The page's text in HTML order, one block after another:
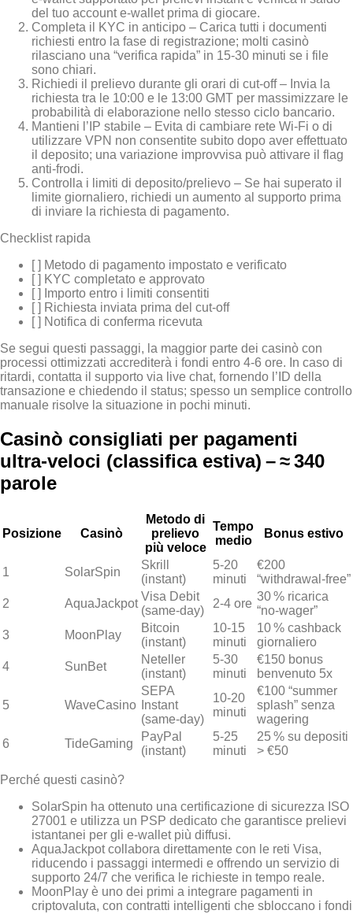
del tuo account e‑wallet prima di giocare.
Completa il KYC in anticipo – Carica tutti i documenti
richiesti entro la fase di registrazione; molti casinò
rilasciano una “verifica rapida” in 15‑30 minuti se i file
sono chiari.
Richiedi il prelievo durante gli orari di cut‑off – Invia la
richiesta tra le 10:00 e le 13:00 GMT per massimizzare le
probabilità di elaborazione nello stesso ciclo bancario.
Mantieni l’IP stabile – Evita di cambiare rete Wi‑Fi o di
utilizzare VPN non consentite subito dopo aver effettuato
il deposito; una variazione improvvisa può attivare il flag
anti‑frodi.
Controlla i limiti di deposito/prelievo – Se hai superato il
limite giornaliero, richiedi un aumento al supporto prima
di inviare la richiesta di pagamento.
Checklist rapida
[ ] Metodo di pagamento impostato e verificato
[ ] KYC completato e approvato
[ ] Importo entro i limiti consentiti
[ ] Richiesta inviata prima del cut‑off
[ ] Notifica di conferma ricevuta
Se segui questi passaggi, la maggior parte dei casinò con
processi ottimizzati accrediterà i fondi entro 4‑6 ore. In caso di
ritardi, contatta il supporto via live chat, fornendo l’ID della
transazione e chiedendo il status; spesso un semplice controllo
manuale risolve la situazione in pochi minuti.
Casinò consigliati per pagamenti
ultra‑veloci (classifica estiva) – ≈ 340
parole
Posizione Casinò
Metodo di
prelievo
più veloce
Tempo
medio
Bonus estivo
1 SolarSpin
Skrill
(instant)
5‑20
minuti
€200
“withdrawal‑free”
2
AquaJackpot
Visa Debit
(same‑day)
2‑4 ore
30 % ricarica
“no‑wager”
3
MoonPlay
Bitcoin
(instant)
10‑15
minuti
10 % cashback
giornaliero
4
SunBet
Neteller
(instant)
5‑30
minuti
€150 bonus
benvenuto 5x
5 WaveCasino
SEPA
Instant
(same‑day)
10‑20
minuti
€100 “summer
splash” senza
wagering
6
TideGaming
PayPal
(instant)
5‑25
minuti
25 % su depositi
> €50
Perché questi casinò?
SolarSpin ha ottenuto una certificazione di sicurezza ISO
27001 e utilizza un PSP dedicato che garantisce prelievi
istantanei per gli e‑wallet più diffusi.
AquaJackpot collabora direttamente con le reti Visa,
riducendo i passaggi intermedi e offrendo un servizio di
supporto 24/7 che verifica le richieste in tempo reale.
MoonPlay è uno dei primi a integrare pagamenti in
criptovaluta, con contratti intelligenti che sbloccano i fondi